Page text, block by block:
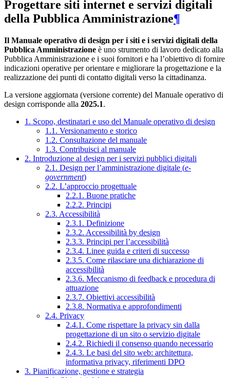
Progettare siti internet e servizi digitali
della Pubblica Amministrazione¶
Il Manuale operativo di design per i siti e i servizi digitali della
Pubblica Amministrazione è uno strumento di lavoro dedicato alla
Pubblica Amministrazione e i suoi fornitori e ha l’obiettivo di fornire
indicazioni operative per orientare e migliorare la progettazione e la
realizzazione dei punti di contatto digitali verso la cittadinanza.
La versione aggiornata (versione corrente) del Manuale operativo di
design corrisponde alla 2025.1.
1. Scopo, destinatari e uso del Manuale operativo di design
1.1. Versionamento e storico
1.2. Consultazione del manuale
1.3. Contribuisci al manuale
2. Introduzione al design per i servizi pubblici digitali
2.1. Design per l’amministrazione digitale (e-
government)
2.2. L’approccio progettuale
2.2.1. Buone pratiche
2.2.2. Principi
2.3. Accessibilità
2.3.1. Definizione
2.3.2. Accessibilità by design
2.3.3. Principi per l’accessibilità
2.3.4. Linee guida e criteri di successo
2.3.5. Come rilasciare una dichiarazione di
accessibilità
2.3.6. Meccanismo di feedback e procedura di
attuazione
2.3.7. Obiettivi accessibilità
2.3.8. Normativa e approfondimenti
2.4. Privacy
2.4.1. Come rispettare la privacy sin dalla
progettazione di un sito o servizio digitale
2.4.2. Richiedi il consenso quando necessario
2.4.3. Le basi del sito web: architettura,
informativa privacy, riferimenti DPO
3. Pianificazione, gestione e strategia